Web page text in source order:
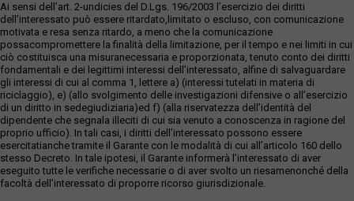
Ai sensi dell’art. 2-undicies del D.Lgs. 196/2003 l’esercizio dei diritti
dell’interessato può essere ritardato,limitato o escluso, con comunicazione
motivata e resa senza ritardo, a meno che la comunicazione
possacompromettere la finalità della limitazione, per il tempo e nei limiti in cui
ciò costituisca una misuranecessaria e proporzionata, tenuto conto dei diritti
fondamentali e dei legittimi interessi dell’interessato, alfine di salvaguardare
gli interessi di cui al comma 1, lettere a) (interessi tutelati in materia di
riciclaggio), e) (allo svolgimento delle investigazioni difensive o all’esercizio
di un diritto in sedegiudiziaria)ed f) (alla riservatezza dell’identità del
dipendente che segnala illeciti di cui sia venuto a conoscenza in ragione del
proprio ufficio). In tali casi, i diritti dell’interessato possono essere
esercitatianche tramite il Garante con le modalità di cui all’articolo 160 dello
stesso Decreto. In tale ipotesi, il Garante informerà l’interessato di aver
eseguito tutte le verifiche necessarie o di aver svolto un riesamenonché della
facoltà dell’interessato di proporre ricorso giurisdizionale.